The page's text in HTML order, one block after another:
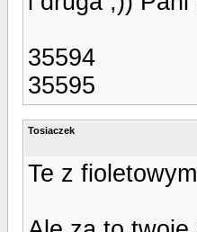
35594
35595
Tosiaczek
Te z